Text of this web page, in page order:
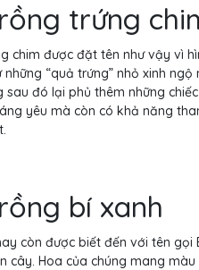
trứng
chim được đặt tên như vậy vì
những “quả trứng” nhỏ xinh
sau đó lại phủ thêm những
yêu mà còn có khả năng
bí xanh
còn được biết đến với tên
cây. Hoa của chúng mang